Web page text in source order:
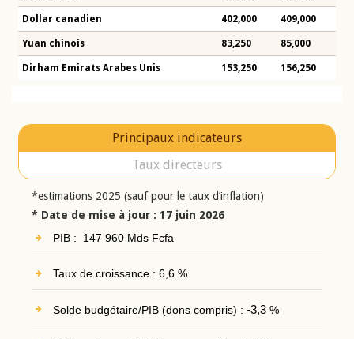
Dollar canadien 402,000 409,000
Yuan chinois 83,250 85,000
Dirham Emirats Arabes Unis 153,250 156,250
Principaux indicateurs
Taux directeurs
*estimations 2025 (sauf pour le taux d’inflation)
* Date de mise à jour : 17 juin 2026
PIB : 147 960 Mds Fcfa
Taux de croissance : 6,6 %
Solde budgétaire/PIB (dons compris) : -3,3%